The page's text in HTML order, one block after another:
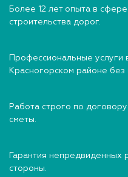
Более 12 лет опыта в
строительства дорог.
Профессиональные услуги
Красногорском районе без
Работа строго по
сметы.
Гарантия непредвиденных
стороны.